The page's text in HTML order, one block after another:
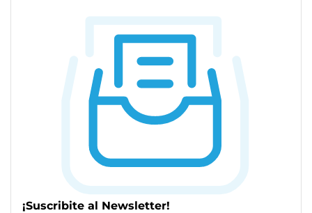
¡Suscribite al Newsletter!